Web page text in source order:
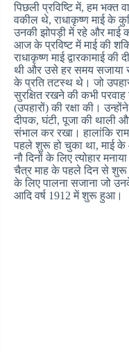
पिछली प्रविष्टि में, हम भक्त
वकील थे, राधाकृष्ण माई के
उनकी झोपड़ी में रहे और माई
आज के प्रविष्ट में माई की
राधाकृष्ण माई द्वारकामाई की
थी और उसे हर समय सजाया
के प्रति तटस्थ थे। जो
सुरक्षित रखने की कभी परवाह
(उपहारों) की रक्षा की।
दीपक, घंटी, पूजा की
संभाल कर रखा। हालांकि
पहले शुरू हो चुका था, माई
नौ दिनों के लिए त्योहार
चैत्र माह के पहले दिन से शुरू
के लिए पालना सजाना जो
आदि वर्ष 1912 में शुरू हुआ।